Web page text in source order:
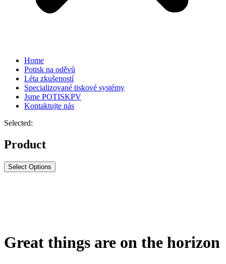
Home
Potisk na oděvů
Léta zkušeností
Specializované tiskové systémy
Jsme POTISKPV
Kontaktujte nás
Selected:
Product
Select Options
Great things are on the horizon